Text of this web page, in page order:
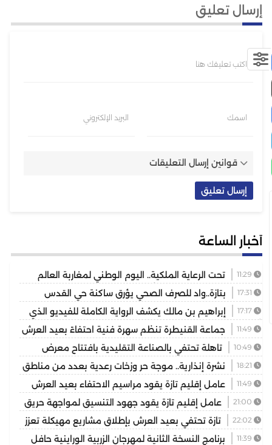
إرسال تعليق
اكتب تعليقك هنا
اسمك البريد الإلكتروني
قوانين إرسال التعليقات
أخبار الساعة
تحت الرعاية الملكية.. اليوم الوطني لمغاربة العالم
يكرس دور الجالية في خدمة أوراش 2030
بتازة..واد للصرف الصحي يؤرق ساكنة حي القدس
والمسيرة 2 ويهدد الصحة العامةإبراهيم بن مالك يكشف الرواية الكاملة للفيديو الذي
أشعل مواقع التواصل
جماعة القنيطرة تنظم سهرة فنية احتفاءً بعيد العرش
المجيد
تاهلة تحتفي بالصناعة التقليدية بافتتاح معرض
للمنتوجات المحلية بمشاركة عارضين من مختلف جهات المملكة
نشرة إنذارية.. موجة حر وزخات رعدية بعدد من مناطق
المملكة عامل إقليم تازة يقود مراسيم الاحتفاء بعيد العرش
ويكرم موظفين بتوشيحات ملكية
عامل إقليم تازة يقود جهود التنسيق لمواجهة حريق
غابوي بتغزراتينتازة تحتفي بعيد العرش بإطلاق مشاريع مهيكلة تعزز
التنمية المجاليةبرنامج النسخة الثانية لمهرجان الزربية الوراينية حافل